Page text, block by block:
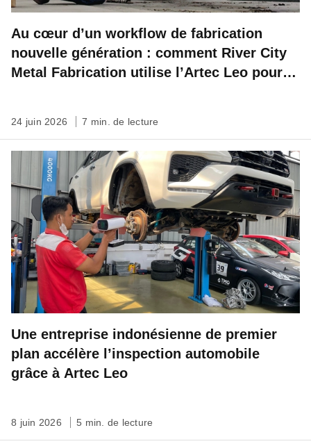
Au cœur d’un workflow de fabrication
nouvelle génération : comment River City
Metal Fabrication utilise l’Artec Leo pour
24 juin 2026 7 min. de lecture
Une entreprise indonésienne de premier
plan accélère l’inspection automobile
grâce à Artec Leo
8 juin 2026 5 min. de lecture